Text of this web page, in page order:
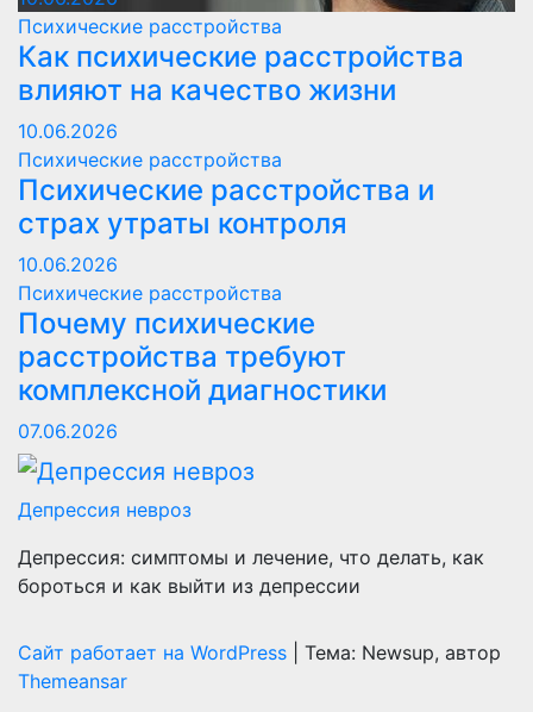
Психические расстройства
Как психические расстройства
влияют на качество жизни
10.06.2026
Психические расстройства
Психические расстройства и
страх утраты контроля
10.06.2026
Психические расстройства
Почему психические
расстройства требуют
комплексной диагностики
07.06.2026
Депрессия невроз
Депрессия: симптомы и лечение, что делать, как
бороться и как выйти из депрессии
Сайт работает на WordPress
Тема: Newsup, автор
Themeansar